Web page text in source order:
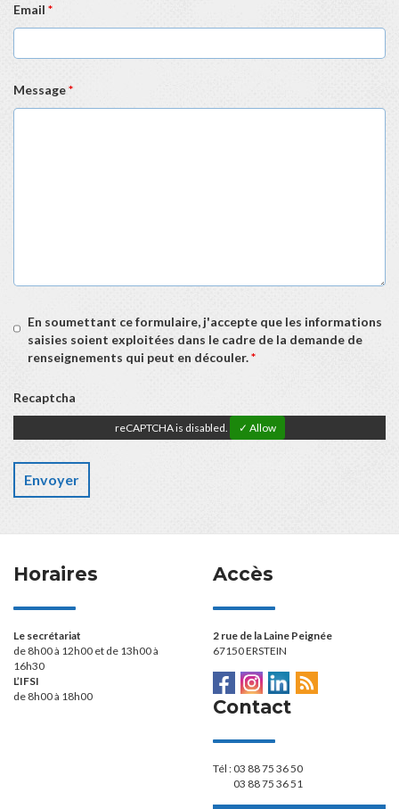
Email *
Message*
En soumettant ce formulaire, j'accepte que les informations
saisies soient exploitées dans le cadre de la demande de
renseignements qui peut en découler.*
Recaptcha
reCAPTCHA is disabled. ✓ Allow
Horaires
Le secrétariat
de 8h00 à 12h00 et de 13h00 à
16h30
L’IFSI
de 8h00 à 18h00
Accès
2 rue de la Laine Peignée
67150 ERSTEIN
Contact
Tél : 03 88 75 36 50
03 88 75 36 51